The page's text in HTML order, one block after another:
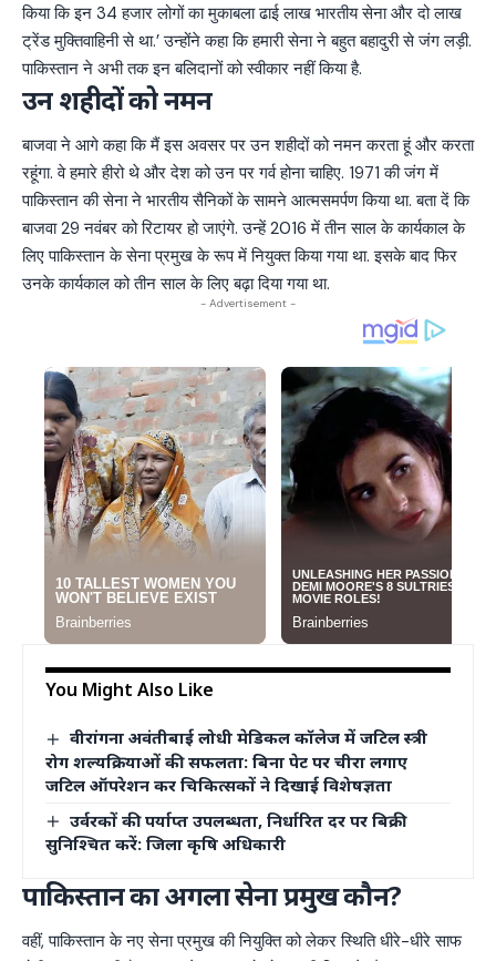
किया कि इन 34 हजार लोगों का मुकाबला ढाई लाख भारतीय सेना और दो लाख
ट्रेंड मुक्तिवाहिनी से था.’ उन्होंने कहा कि हमारी सेना ने बहुत बहादुरी से जंग लड़ी.
पाकिस्तान ने अभी तक इन बलिदानों को स्वीकार नहीं किया है.
उन शहीदों को नमन
बाजवा ने आगे कहा कि मैं इस अवसर पर उन शहीदों को नमन करता हूं और करता
रहूंगा. वे हमारे हीरो थे और देश को उन पर गर्व होना चाहिए. 1971 की जंग में
पाकिस्तान की सेना ने भारतीय सैनिकों के सामने आत्मसमर्पण किया था. बता दें कि
बाजवा 29 नवंबर को रिटायर हो जाएंगे. उन्हें 2016 में तीन साल के कार्यकाल के
लिए पाकिस्तान के सेना प्रमुख के रूप में नियुक्त किया गया था. इसके बाद फिर
उनके कार्यकाल को तीन साल के लिए बढ़ा दिया गया था.
- Advertisement -
You Might Also Like
वीरांगना अवंतीबाई लोधी मेडिकल कॉलेज में जटिल स्त्री
रोग शल्यक्रियाओं की सफलता: बिना पेट पर चीरा लगाए
जटिल ऑपरेशन कर चिकित्सकों ने दिखाई विशेषज्ञता
उर्वरकों की पर्याप्त उपलब्धता, निर्धारित दर पर बिक्री
सुनिश्चित करें: जिला कृषि अधिकारी
पाकिस्तान का अगला सेना प्रमुख कौन?
वहीं, पाकिस्तान के नए सेना प्रमुख की नियुक्ति को लेकर स्थिति धीरे-धीरे साफ